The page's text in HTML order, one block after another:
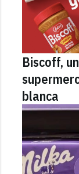
Biscoff,
blanca